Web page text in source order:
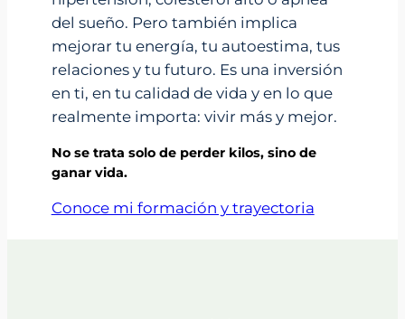
del sueño. Pero también implica
mejorar tu energía, tu autoestima, tus
relaciones y tu futuro. Es una inversión
en ti, en tu calidad de vida y en lo que
realmente importa: vivir más y mejor.
No se trata solo de perder kilos, sino de
ganar vida.
Conoce mi formación y trayectoria